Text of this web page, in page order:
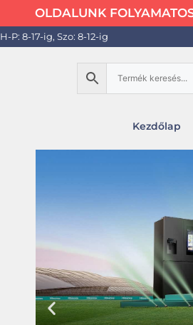
OLDALUNK
H-P: 8-17-ig, Szo: 8-12-ig
Kezdőlap